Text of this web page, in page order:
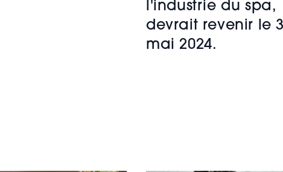
l'industrie du spa,
devrait revenir le
mai 2024.